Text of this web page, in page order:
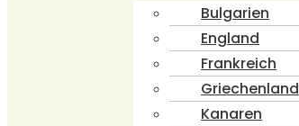
Bulgarien
England
Frankreich
Griechenland
Kanaren